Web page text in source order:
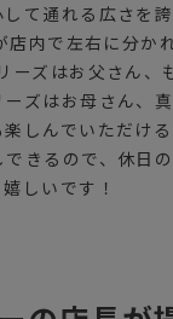
て通れる広さを誇
内で左右に分か
ーズはお父さん、
ズはお母さん、
しんでいただけ
きるので、休日
しいです！